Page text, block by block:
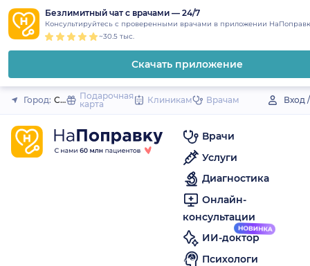
to
content
Безлимитный чат с врачами — 24/7
Консультируйтесь с проверенными врачами в приложении
~30.5 тыс.
Скачать приложение
Закрыть
Город: Соль-Илецк
Подарочная
карта
Клиникам Врачам Вход
Врачи
Услуги
Диагностика
Онлайн-
консультации
ИИ-доктор
Психологи